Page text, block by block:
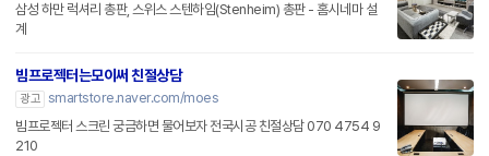
삼성 하만 럭셔리 총판, 스위스 스텐하임(Stenheim) 총판 - 홈시네마 설
계
빔프로젝터는모이써 친절상담
광고 smartstore.naver.com/moes
빔프로젝터 스크린 궁금하면 물어보자 전국시공 친절상담 070 4754 9
210